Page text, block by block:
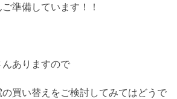
準備しています！！
ありますので
買い替えをご検討してみてはどうで